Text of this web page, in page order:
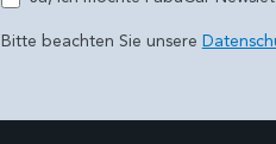
Bitte beachten Sie unsere